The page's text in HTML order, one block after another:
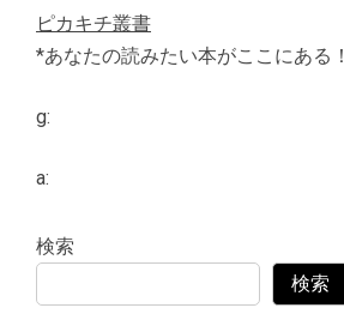
ピカキチ叢書
*あなたの読みたい本がここにある！
g:
a:
検索
検索